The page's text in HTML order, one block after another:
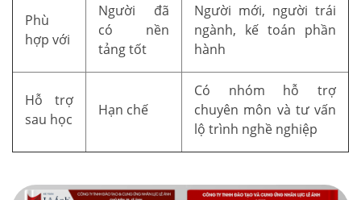
Phù
hợp với
Người đã
có nền
tảng tốt
Người mới, người trái
ngành, kế toán phần
hành
Hỗ trợ
sau học
Hạn chế
Có nhóm hỗ trợ
chuyên môn và tư vấn
lộ trình nghề nghiệp